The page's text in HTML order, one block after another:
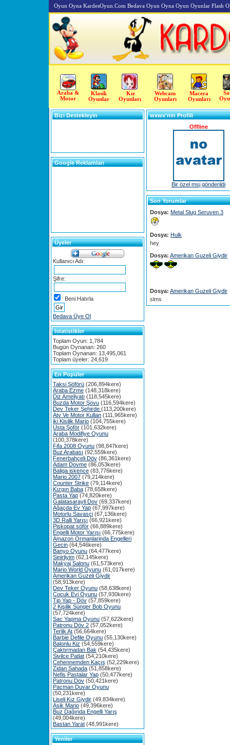
Oyun Oyna KardesOyun.Com Bedava Oyun Oyna Oyun Oyunlar Flash
Araba &
Motor
Klasik
Oyunlar
Kız
Oyunları
Webcam
Oyunları
Macera
Oyunları
Bizi Destekleyin
Google Reklamları
Üyeler
Kullanıcı Adı:
Şifre:
Beni Hatırla
Bedava Üye Ol
Istatistikler
Toplam Oyun: 1,784
Bugün Oynanan: 260
Toplam Oynanan: 13,495,061
Toplam üyeler: 24,619
En Popüler
Taksi Şöförü (206,894kere)
Araba Ezme (148,318kere)
Diz Ameliyatı (118,545kere)
Buzda Motor Şovu (116,594kere)
Dev Teker Şehirde (113,200kere)
Atv Ve Motor Kullan (111,965kere)
iki Kisilik Mario (104,755kere)
Usta Şoför (101,632kere)
Araba Modifiye Oyunu
(100,378kere)
Fifa 2008 Oyunu (98,847kere)
Buz Arabası (92,559kere)
Fenerbahçeli Döv (86,361kere)
Adam Dovme (86,053kere)
Baliga iskence (83,776kere)
Mario 2007 (79,214kere)
Counter Strike (79,114kere)
Kızgın Baba (78,658kere)
Pasta Yap (74,820kere)
Galatasarayli Dov (69,337kere)
Ağaçda Ev Yap (67,997kere)
Motorlu Savasçi (67,136kere)
3D Ralli Yarışı (66,921kere)
Piskopat söför (66,889kere)
Engelli Motor Yarışı (66,775kere)
Amazon Ormanlarinda Engelleri
Gecin (64,546kere)
Banyo Oyunu (64,477kere)
Sinirliyim (62,145kere)
Makyaj Salonu (61,573kere)
Mario World Oyunu (61,017kere)
Amerikan Guzeli Giydir
(58,913kere)
Dev Teker Oyunu (58,638kere)
Çocuk Evi Oyunu (57,930kere)
Tip Yap - Döv (57,859kere)
2 Kişilik Sünger Bob Oyunu
(57,724kere)
Sac Yapma Oyunu (57,622kere)
Patronu Döv 2 (57,052kere)
Terlik At (56,664kere)
Barbie Defile Oyunu (55,130kere)
Balonlu Kiz (54,559kere)
Çaktırmadan Bak (54,435kere)
Sivilce Patlat (54,210kere)
Cehennemden Kaçış (52,229kere)
Zidan Sahada (51,858kere)
Nefis Pastalar Yap (50,477kere)
Patronu Döv (50,421kere)
Pacman Duvar Oyunu
(50,231kere)
Liseli Kız Giydir (49,834kere)
Asik Mario (49,396kere)
Buz Dağında Engelli Yarış
(49,004kere)
Bastan Yarat (48,991kere)
Yeniler
wxwx'nin Profili
Offline
Bir özel msj gönderildi
Son Yorumlar
Dosya: Metal Slug Seruven 3
Dosya: Hulk
hey
Dosya: Amerikan Guzeli Giydir
Dosya: Amerikan Guzeli Giydir
slms